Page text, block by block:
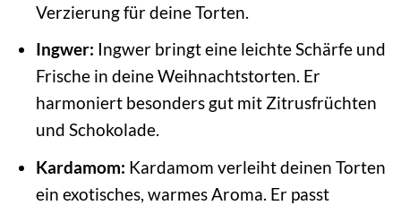
Verzierung für deine Torten.
Ingwer: Ingwer bringt eine leichte Schärfe und
Frische in deine Weihnachtstorten. Er
harmoniert besonders gut mit Zitrusfrüchten
und Schokolade.
Kardamom: Kardamom verleiht deinen Torten
ein exotisches, warmes Aroma. Er passt